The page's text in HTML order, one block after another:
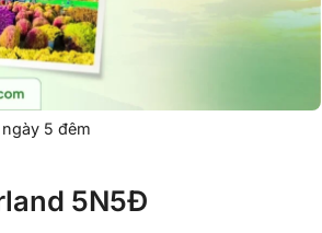
5 đêm
5N5Đ